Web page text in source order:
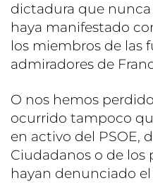
dictadura que
haya manifestado
los miembros de las
admiradores de
O nos hemos
ocurrido tampoco
en activo del PSOE,
Ciudadanos o de los
hayan denunciado